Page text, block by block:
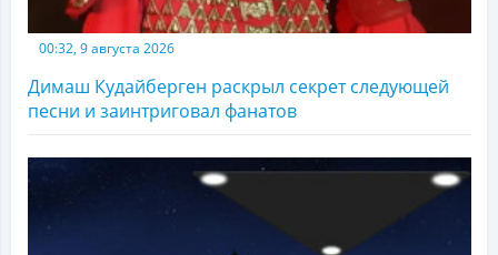
00:32, 9 августа 2026
Димаш Кудайберген раскрыл секрет следующей
песни и заинтриговал фанатов